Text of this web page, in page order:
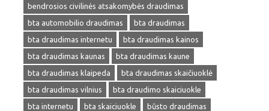
bendrosios civilinės atsakomybės draudimas
bta automobilio draudimas
bta draudimas
bta draudimas internetu
bta draudimas kainos
bta draudimas kaunas
bta draudimas kaune
bta draudimas klaipeda
bta draudimas skaičiuoklė
bta draudimas vilnius
bta draudimo skaiciuokle
bta internetu
bta skaiciuokle
būsto draudimas